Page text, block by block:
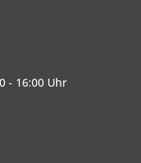
- 16:00 Uhr